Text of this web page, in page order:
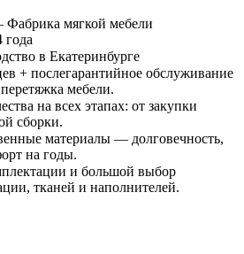
мягкой мебели
в Екатеринбурге
+ послегарантийное обслуживание
мебели.
на всех этапах: от закупки
сборки.
материалы — долговечность,
на годы.
и большой выбор
тканей и наполнителей.